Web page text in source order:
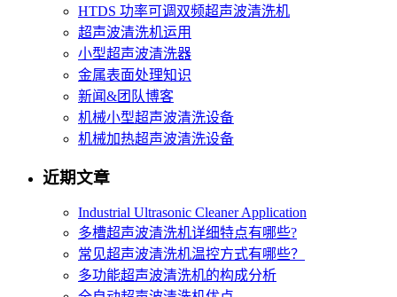
HTDS 功率可调双频超声波清洗机
超声波清洗机运用
小型超声波清洗器
金属表面处理知识
新闻&团队博客
机械小型超声波清洗设备
机械加热超声波清洗设备
近期文章
Industrial Ultrasonic Cleaner Application
多槽超声波清洗机详细特点有哪些?
常见超声波清洗机温控方式有哪些？
多功能超声波清洗机的构成分析